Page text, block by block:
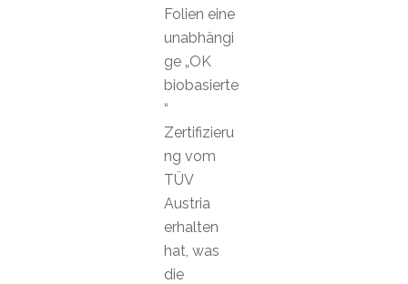
Folien eine
unabhängi
ge „OK
biobasierte
“
Zertifizieru
ng vom
TÜV
Austria
erhalten
hat, was
die